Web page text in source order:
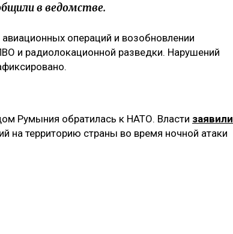
в ведомстве.
операций и возобновлении
и радиолокационной разведки. Нарушений
Румыния обратилась к НАТО. Власти заявили
на территорию страны во время ночной атаки